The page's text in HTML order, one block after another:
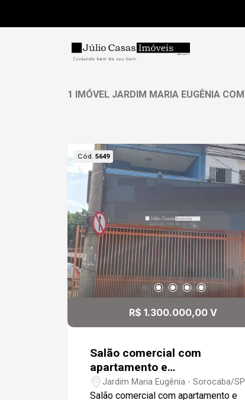
1 IMÓVEL JARDIM MARIA EUGÊNIA
Cód. 5649
R$ 1.300.000,00 V
Salão comercial com
apartamento e
estacionamento a venda
Jardim Maria Eugênia - Sorocaba/SP
Salão comercial com apartamento e